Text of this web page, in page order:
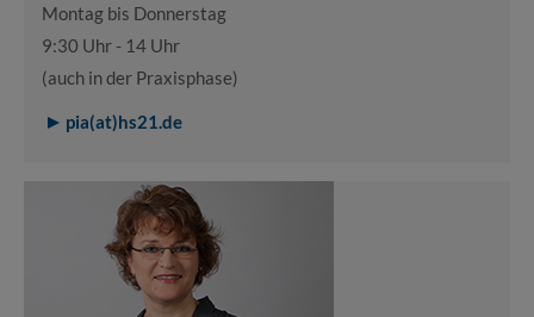
Montag bis Donnerstag
9:30 Uhr - 14 Uhr
(auch in der Praxisphase)
pia(at)hs21.de